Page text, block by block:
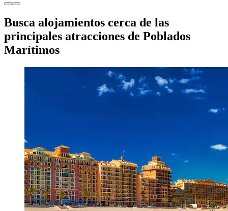
Busca alojamientos cerca de las
principales atracciones de Poblados
Marítimos